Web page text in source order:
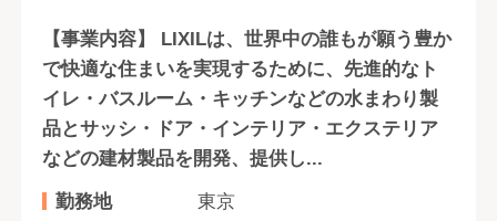
【事業内容】 LIXILは、世界中の誰もが願う豊か
で快適な住まいを実現するために、先進的なト
イレ・バスルーム・キッチンなどの水まわり製
品とサッシ・ドア・インテリア・エクステリア
などの建材製品を開発、提供し...
勤務地
東京